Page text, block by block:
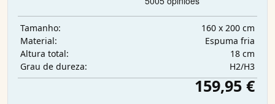
Tamanho:
160 x 200 cm
Material:
Espuma fria
Altura total:
18 cm
Grau de dureza:
H2/H3
159,95 €